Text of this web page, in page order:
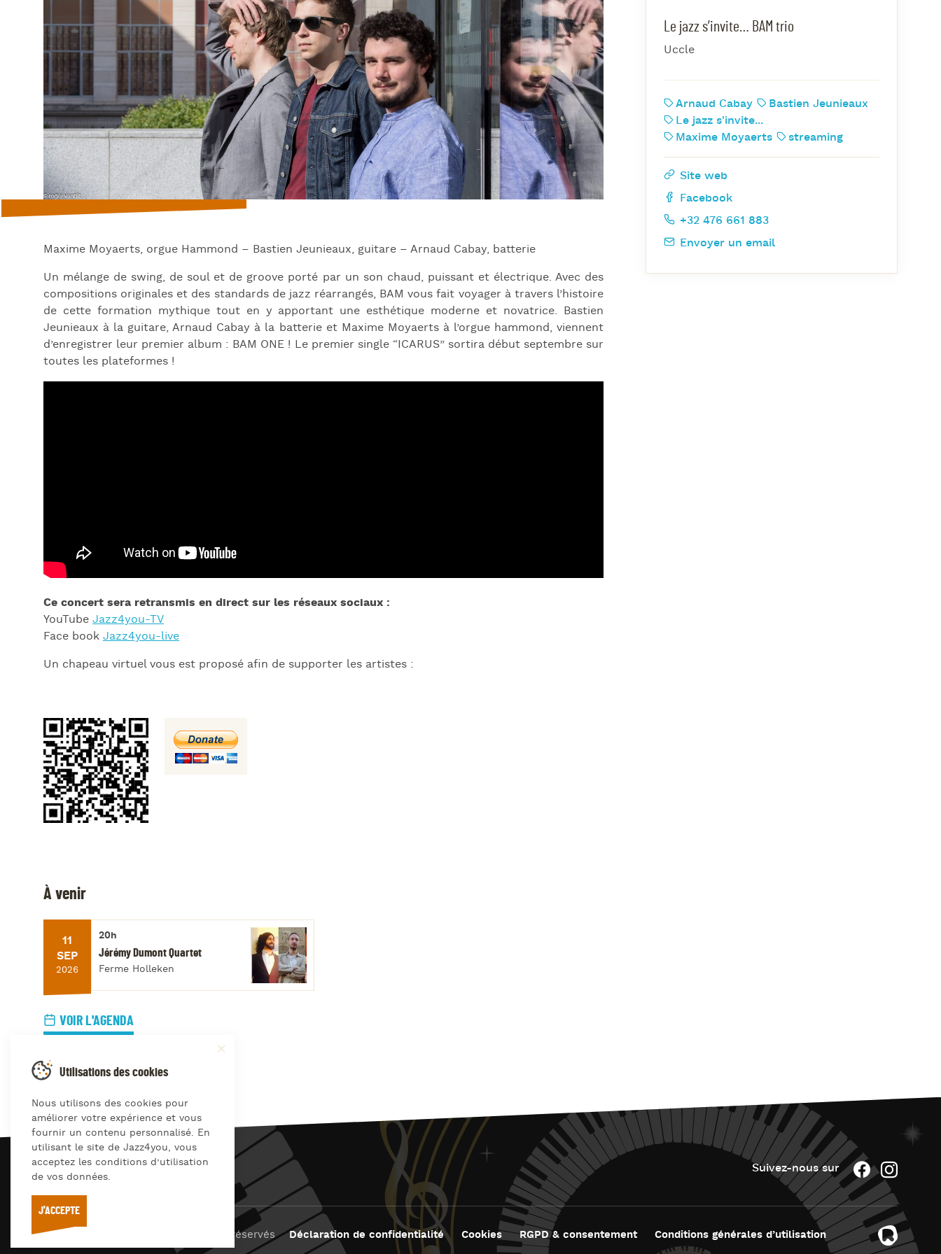
Jazz Nights
Les Midis-Jazz
Jazz au Pavillon
Jazz & Jam at CBG
Maxime Moyaerts, orgue Hammond – Bastien Jeunieaux, guitare – Arnaud Cabay, batterie
Un mélange de swing, de soul et de groove porté par un son chaud, puissant et électrique. Avec des
compositions originales et des standards de jazz réarrangés, BAM vous fait voyager à travers l’histoire
de cette formation mythique tout en y apportant une esthétique moderne et novatrice. Bastien
Jeunieaux à la guitare, Arnaud Cabay à la batterie et Maxime Moyaerts à l’orgue hammond, viennent
d’enregistrer leur premier album : BAM ONE ! Le premier single “ICARUS” sortira début septembre sur
toutes les plateformes !
Ce concert sera retransmis en direct sur les réseaux sociaux :
YouTube Jazz4you-TV
Face book Jazz4you-live
Un chapeau virtuel vous est proposé afin de supporter les artistes :
Le jazz s’invite… BAM trio
Uccle
Arnaud Cabay
Bastien Jeunieaux
Le jazz s'invite...
Maxime Moyaerts
streaming
Site web
Facebook
+32 476 661 883
Envoyer un email
À venir
11
SEP
2026
20h
Jérémy Dumont Quartet
Ferme Holleken
VOIR L'AGENDA
JAZZ4YOU Suivez-nous sur
© Jazz4you 2019 – 2026 Tous droits réservés Déclaration de confidentialité Cookies RGPD & consentement Conditions générales d’utilisation
Utilisations des cookies
Nous utilisons des cookies pour
améliorer votre expérience et vous
fournir un contenu personnalisé. En
utilisant le site de Jazz4you, vous
acceptez les conditions d’utilisation
de vos données.
J'ACCEPTE